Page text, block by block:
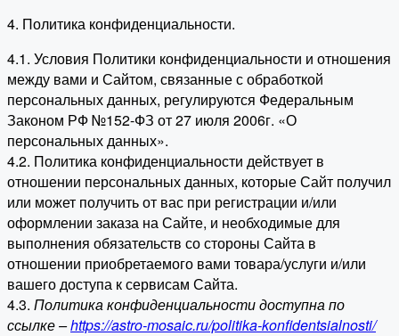
4. Политика конфиденциальности.
4.1. Условия Политики конфиденциальности и отношения
между вами и Сайтом, связанные с обработкой
персональных данных, регулируются Федеральным
Законом РФ №152-ФЗ от 27 июля 2006г. «О
персональных данных».
4.2. Политика конфиденциальности действует в
отношении персональных данных, которые Сайт получил
или может получить от вас при регистрации и/или
оформлении заказа на Сайте, и необходимые для
выполнения обязательств со стороны Сайта в
отношении приобретаемого вами товара/услуги и/или
вашего доступа к сервисам Сайта.
4.3. Политика конфиденциальности доступна по
ссылке –https://astro-mosaic.ru/politika-konfidentsialnosti/